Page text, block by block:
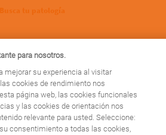
Busca tu patología
CUIDA TU SALUD
CUENTAS MUCHO
Conócenos
para nosotros.
mejorar su experiencia al visitar
cookies de rendimiento nos
página web, las cookies funcionales
y las cookies de orientación nos
relevante para usted. Seleccione:
consentimiento a todas las cookies,